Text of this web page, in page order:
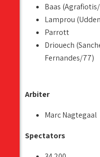
Baas
Lamprou
Parrott
Driouech
Fernandes/77)
Arbiter
Marc Nagtegaal
Spectators